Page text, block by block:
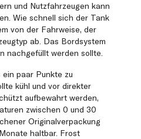
und Nutzfahrzeugen kann
Wie schnell sich der Tank
von der Fahrweise, der
ab. Das Bordsystem
nachgefüllt werden sollte.
paar Punkte zu
kühl und vor direkter
aufbewahrt werden,
zwischen 0 und 30
Originalverpackung
haltbar. Frost